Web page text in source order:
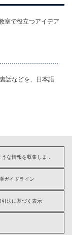
室で役立つアイデア
話などを、日本語
ガイドライン
引法に基づく表示